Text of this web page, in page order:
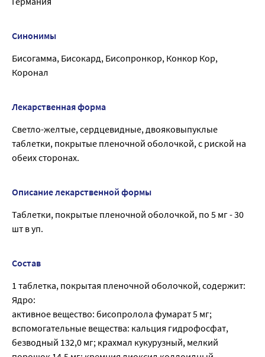
Синонимы
Бисогамма, Бисокард, Бисопронкор, Конкор Кор,
Коронал
Лекарственная форма
Светло-желтые, сердцевидные, двояковыпуклые
таблетки, покрытые пленочной оболочкой, с риской на
обеих сторонах.
Описание лекарственной формы
Таблетки, покрытые пленочной оболочкой, по 5 мг - 30
шт в уп.
Состав
1 таблетка, покрытая пленочной оболочкой, содержит:
Ядро:
активное вещество: бисопролола фумарат 5 мг;
вспомогательные вещества: кальция гидрофосфат,
безводный 132,0 мг; крахмал кукурузный, мелкий